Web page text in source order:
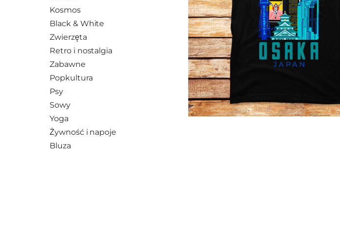
Kosmos
Black & White
Zwierzęta
Retro i nostalgia
Zabawne
Popkultura
Psy
Sowy
Yoga
Żywność i napoje
Bluza